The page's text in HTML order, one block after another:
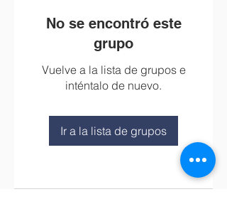
No se encontró este
grupo
Vuelve a la lista de grupos e
inténtalo de nuevo.
Ir a la lista de grupos